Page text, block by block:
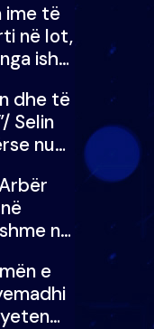
ime të
në lot,
ish-
dhe të
Selin
nuk
deri
në
e